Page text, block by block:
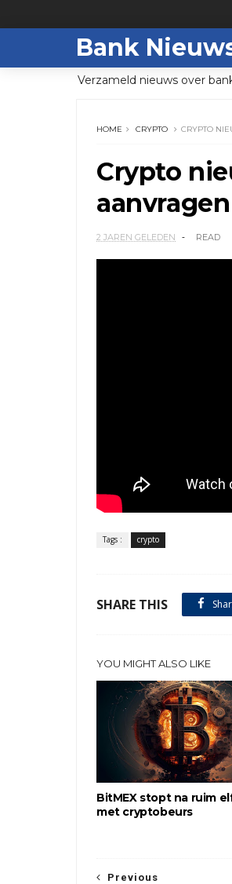
Bank
Verzameld nieuws over
HOME CRYPTO CRYPTO
Crypto
2 JAREN GELEDEN READ
Tags : crypto
SHARE THIS
YOU MIGHT ALSO LIKE
BitMEX stopt na ruim
met cryptobeurs
Previous